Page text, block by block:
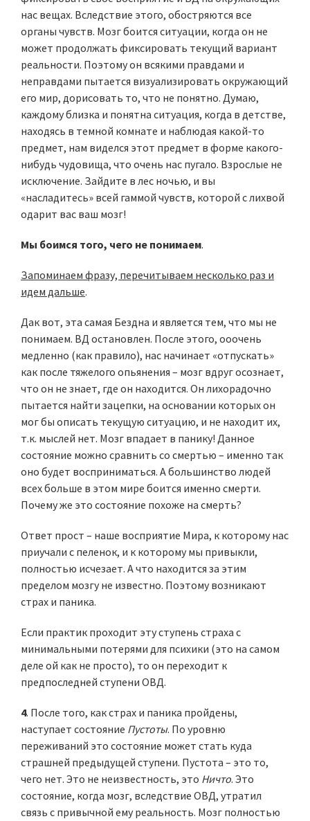
нас вещах. Вследствие этого, обостряются все
органы чувств. Мозг боится ситуации, когда он не
может продолжать фиксировать текущий вариант
реальности. Поэтому он всякими правдами и
неправдами пытается визуализировать окружающий
его мир, дорисовать то, что не понятно. Думаю,
каждому близка и понятна ситуация, когда в детстве,
находясь в темной комнате и наблюдая какой-то
предмет, нам виделся этот предмет в форме какого-
нибудь чудовища, что очень нас пугало. Взрослые не
исключение. Зайдите в лес ночью, и вы
«насладитесь» всей гаммой чувств, которой с лихвой
одарит вас ваш мозг!
Мы боимся того, чего не понимаем.
Запоминаем фразу, перечитываем несколько раз и
идем дальше.
Дак вот, эта самая Бездна и является тем, что мы не
понимаем. ВД остановлен. После этого, ооочень
медленно (как правило), нас начинает «отпускать»
как после тяжелого опьянения – мозг вдруг осознает,
что он не знает, где он находится. Он лихорадочно
пытается найти зацепки, на основании которых он
мог бы описать текущую ситуацию, и не находит их,
т.к. мыслей нет. Мозг впадает в панику! Данное
состояние можно сравнить со смертью – именно так
оно будет восприниматься. А большинство людей
всех больше в этом мире боится именно смерти.
Почему же это состояние похоже на смерть?
Ответ прост – наше восприятие Мира, к которому нас
приучали с пеленок, и к которому мы привыкли,
полностью исчезает. А что находится за этим
пределом мозгу не известно. Поэтому возникают
страх и паника.
Если практик проходит эту ступень страха с
минимальными потерями для психики (это на самом
деле ой как не просто), то он переходит к
предпоследней ступени ОВД.
4. После того, как страх и паника пройдены,
наступает состояние Пустоты. По уровню
переживаний это состояние может стать куда
страшней предыдущей ступени. Пустота – это то,
чего нет. Это не неизвестность, это Ничто. Это
состояние, когда мозг, вследствие ОВД, утратил
связь с привычной ему реальность. Мозг полностью